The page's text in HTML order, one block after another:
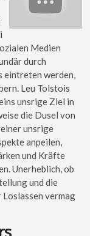
Medien
durch
eintreten werden,
Leu Tolstois
unsrige Ziel in
die Dusel von
unsrige
anpeilen,
und Kräfte
Unerheblich, ob
und die
vermag